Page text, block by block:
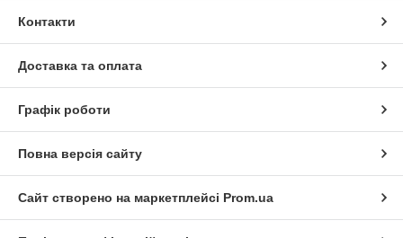
Контакти
Доставка та оплата
Графік роботи
Повна версія сайту
Сайт створено на маркетплейсі Prom.ua